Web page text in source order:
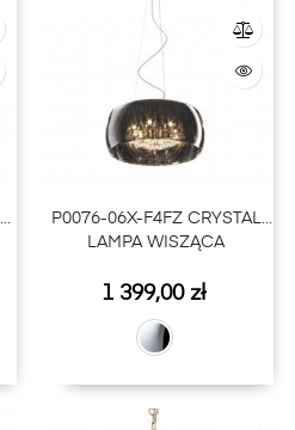
P0076-06X-F4FZ CRYSTAL
LAMPA WISZĄCA
Cena
1 399,00 zł